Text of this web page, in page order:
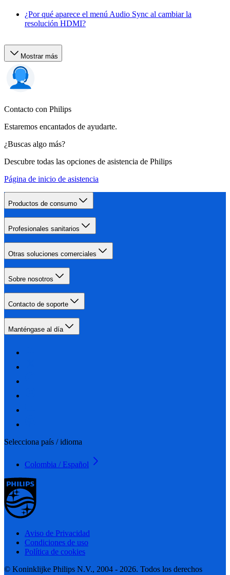
¿Por qué aparece el menú Audio Sync al cambiar la
resolución HDMI?
Mostrar más
Contacto con Philips
Estaremos encantados de ayudarte.
¿Buscas algo más?
Descubre todas las opciones de asistencia de Philips
Página de inicio de asistencia
Productos de consumo
Profesionales sanitarios
Otras soluciones comerciales
Sobre nosotros
Contacto de soporte
Manténgase al día
Selecciona país / idioma
Colombia / Español
Aviso de Privacidad
Condiciones de uso
Política de cookies
© Koninklijke Philips N.V., 2004 - 2026. Todos los derechos